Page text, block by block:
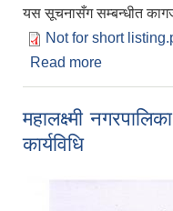
यस सूचनासँग सम्बन्धीत
Not for short
Read more
महालक्ष्मी
कार्यविधि